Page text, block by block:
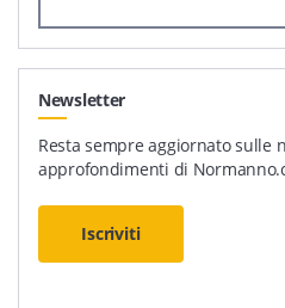
Newsletter
Resta sempre aggiornato sulle
approfondimenti di
Iscriviti